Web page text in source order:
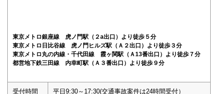
東京メトロ銀座線 虎ノ門駅（２a出口）より徒歩５分
東京メトロ日比谷線 虎ノ門ヒルズ駅（Ａ２出口）より徒歩３分
東京メトロ丸の内線・千代田線 霞ヶ関駅（Ａ13番出口）より徒歩７分
都営地下鉄三田線 内幸町駅（Ａ３番出口）より徒歩９分
受付時間 平日9:30～17:30(交通事故案件は24時間受付）